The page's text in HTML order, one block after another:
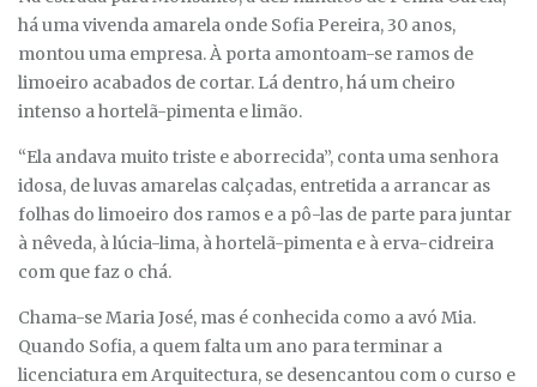
há uma vivenda amarela onde Sofia Pereira, 30 anos,
montou uma empresa. À porta amontoam-se ramos de
limoeiro acabados de cortar. Lá dentro, há um cheiro
intenso a hortelã-pimenta e limão.
“Ela andava muito triste e aborrecida”, conta uma senhora
idosa, de luvas amarelas calçadas, entretida a arrancar as
folhas do limoeiro dos ramos e a pô-las de parte para juntar
à nêveda, à lúcia-lima, à hortelã-pimenta e à erva-cidreira
com que faz o chá.
Chama-se Maria José, mas é conhecida como a avó Mia.
Quando Sofia, a quem falta um ano para terminar a
licenciatura em Arquitectura, se desencantou com o curso e